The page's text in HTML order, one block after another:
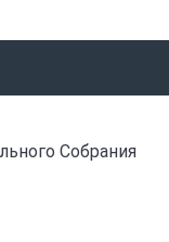
Собрания